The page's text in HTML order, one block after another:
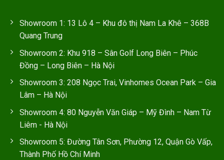
Showroom 1: 13 Lô 4 – Khu đô thị Nam La Khê – 368B
Quang Trung
Showroom 2: Khu 918 – Sân Golf Long Biên – Phúc
Đồng – Long Biên – Hà Nội
Showroom 3: 208 Ngọc Trai, Vinhomes Ocean Park – Gia
Lâm – Hà Nội
Showroom 4: 80 Nguyễn Văn Giáp – Mỹ Đình – Nam Từ
Liêm - Hà Nội
Showroom 5: Đường Tân Sơn, Phường 12, Quận Gò Vấp,
Thành Phố Hồ Chí Minh